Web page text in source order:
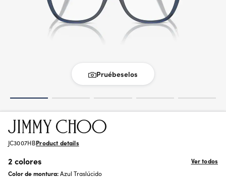
Pruébeselos
JC3007HBProduct details
2 colores
Ver todos
Color de montura:Azul Traslúcido